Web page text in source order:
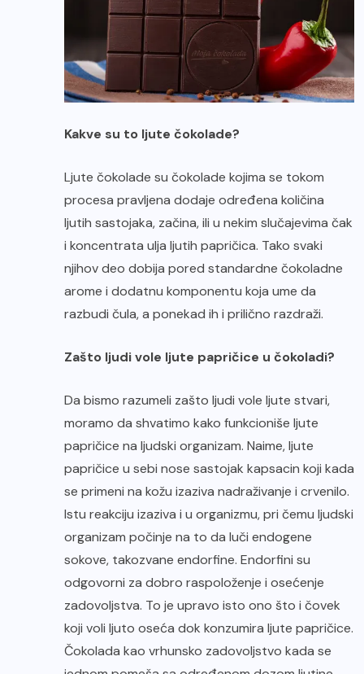
Kakve su to ljute čokolade?
Ljute čokolade su čokolade kojima se tokom
procesa pravljena dodaje određena količina
ljutih sastojaka, začina, ili u nekim slučajevima čak
i koncentrata ulja ljutih papričica. Tako svaki
njihov deo dobija pored standardne čokoladne
arome i dodatnu komponentu koja ume da
razbudi čula, a ponekad ih i prilično razdraži.
Zašto ljudi vole ljute papričice u čokoladi?
Da bismo razumeli zašto ljudi vole ljute stvari,
moramo da shvatimo kako funkcioniše ljute
papričice na ljudski organizam. Naime, ljute
papričice u sebi nose sastojak kapsacin koji kada
se primeni na kožu izaziva nadraživanje i crvenilo.
Istu reakciju izaziva i u organizmu, pri čemu ljudski
organizam počinje na to da luči endogene
sokove, takozvane endorfine. Endorfini su
odgovorni za dobro raspoloženje i osećenje
zadovoljstva. To je upravo isto ono što i čovek
koji voli ljuto oseća dok konzumira ljute papričice.
Čokolada kao vrhunsko zadovoljstvo kada se